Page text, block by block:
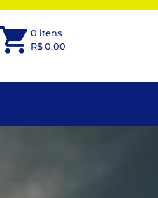
0 itens
R$ 0,00